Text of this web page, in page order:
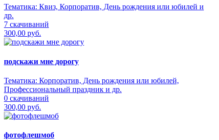
Тематика: Квиз, Корпоратив, День рождения или юбилей и
др.
7 скачиваний
300,00 руб.
подскажи мне дорогу
Тематика: Корпоратив, День рождения или юбилей,
Профессиональный праздник и др.
0 скачиваний
300,00 руб.
фотофлешмоб